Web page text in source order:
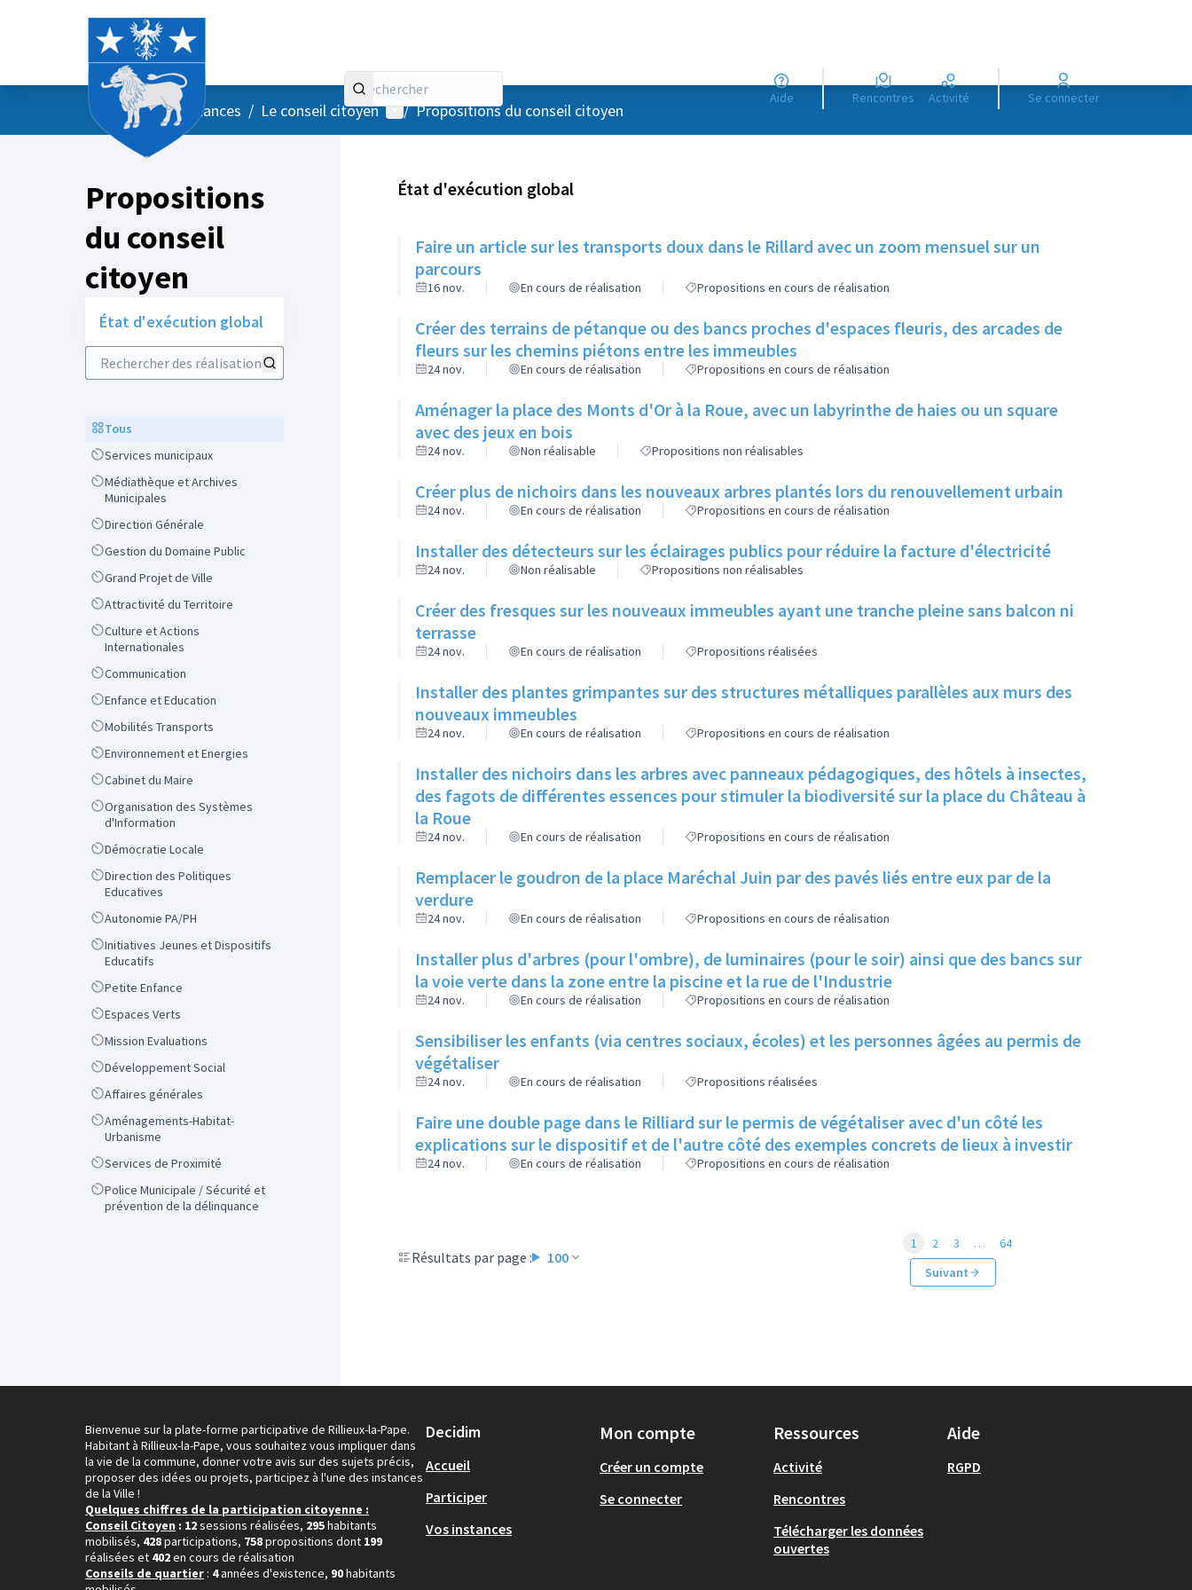
Aide Rencontres Activité Se connecter
AccueilMenu principal
/ Vos instances / Le conseil citoyen Menu utilisateur
/ Propositions du conseil citoyen
Propositions
du conseil
citoyen
État d'exécution global
Rechercher des réalisations
ScopeTous
ScopeServices municipaux
Scope
Médiathèque et Archives
Municipales
ScopeDirection Générale
ScopeGestion du Domaine Public
ScopeGrand Projet de Ville
ScopeAttractivité du Territoire
Scope
Culture et Actions
Internationales
ScopeCommunication
ScopeEnfance et Education
ScopeMobilités Transports
ScopeEnvironnement et Energies
ScopeCabinet du Maire
Scope
Organisation des Systèmes
d'Information
ScopeDémocratie Locale
Scope
Direction des Politiques
Educatives
ScopeAutonomie PA/PH
Scope
Initiatives Jeunes et Dispositifs
Educatifs
ScopePetite Enfance
ScopeEspaces Verts
ScopeMission Evaluations
ScopeDéveloppement Social
ScopeAffaires générales
Scope
Aménagements-Habitat-
Urbanisme
ScopeServices de Proximité
Scope
Police Municipale / Sécurité et
prévention de la délinquance
État d'exécution global
Faire un article sur les transports doux dans le Rillard avec un zoom mensuel sur un
parcours
16 nov. En cours de réalisation Propositions en cours de réalisation
Créer des terrains de pétanque ou des bancs proches d'espaces fleuris, des arcades de
fleurs sur les chemins piétons entre les immeubles
24 nov. En cours de réalisation Propositions en cours de réalisation
Aménager la place des Monts d'Or à la Roue, avec un labyrinthe de haies ou un square
avec des jeux en bois
24 nov. Non réalisable Propositions non réalisables
Créer plus de nichoirs dans les nouveaux arbres plantés lors du renouvellement urbain
24 nov. En cours de réalisation Propositions en cours de réalisation
Installer des détecteurs sur les éclairages publics pour réduire la facture d'électricité
24 nov. Non réalisable Propositions non réalisables
Créer des fresques sur les nouveaux immeubles ayant une tranche pleine sans balcon ni
terrasse
24 nov. En cours de réalisation Propositions réalisées
Installer des plantes grimpantes sur des structures métalliques parallèles aux murs des
nouveaux immeubles
24 nov. En cours de réalisation Propositions en cours de réalisation
Installer des nichoirs dans les arbres avec panneaux pédagogiques, des hôtels à insectes,
des fagots de différentes essences pour stimuler la biodiversité sur la place du Château à
la Roue
24 nov. En cours de réalisation Propositions en cours de réalisation
Remplacer le goudron de la place Maréchal Juin par des pavés liés entre eux par de la
verdure
24 nov. En cours de réalisation Propositions en cours de réalisation
Installer plus d'arbres (pour l'ombre), de luminaires (pour le soir) ainsi que des bancs sur
la voie verte dans la zone entre la piscine et la rue de l'Industrie
24 nov. En cours de réalisation Propositions en cours de réalisation
Sensibiliser les enfants (via centres sociaux, écoles) et les personnes âgées au permis de
végétaliser
24 nov. En cours de réalisation Propositions réalisées
Faire une double page dans le Rilliard sur le permis de végétaliser avec d'un côté les
explications sur le dispositif et de l'autre côté des exemples concrets de lieux à investir
24 nov. En cours de réalisation Propositions en cours de réalisation
Résultats par page : 100
1 2 3 …
64
Suivant
Bienvenue sur la plate-forme participative de Rillieux-la-Pape.
Habitant à Rillieux-la-Pape, vous souhaitez vous impliquer dans
la vie de la commune, donner votre avis sur des sujets précis,
proposer des idées ou projets, participez à l'une des instances
de la Ville !
Quelques chiffres de la participation citoyenne :
Conseil Citoyen : 12sessions réalisées, 295habitants
mobilisés, 428participations, 758propositions dont 199
réalisées et 402en cours de réalisation
Conseils de quartier : 4années d'existence, 90habitants
Decidim
Accueil
Participer
Vos instances
Mon compte
Créer un compte
Se connecter
Ressources
Activité
Rencontres
Télécharger les données
ouvertes
Aide
RGPD